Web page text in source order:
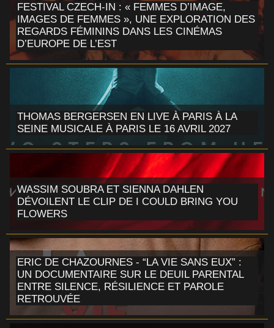
FESTIVAL CZECH-IN : « FEMMES D’IMAGE,
IMAGES DE FEMMES », UNE EXPLORATION DES
REGARDS FÉMININS DANS LES CINÉMAS
D’EUROPE DE L’EST
THOMAS BERGERSEN EN LIVE À PARIS À LA
SEINE MUSICALE À PARIS LE 16 AVRIL 2027
WASSIM SOUBRA ET SIENNA DAHLEN
DÉVOILENT LE CLIP DE I COULD BRING YOU
FLOWERS
ERIC DE CHAZOURNES - “LA VIE SANS EUX” :
UN DOCUMENTAIRE SUR LE DEUIL PARENTAL
ENTRE SILENCE, RÉSILIENCE ET PAROLE
RETROUVÉE